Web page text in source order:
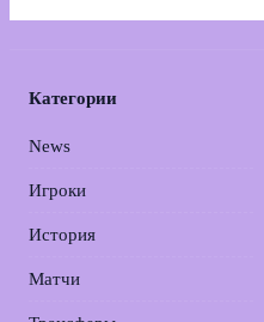
Категории
News
Игроки
История
Матчи